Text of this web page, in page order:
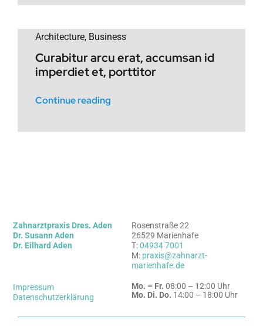
Architecture, Business
Curabitur arcu erat, accumsan id
imperdiet et, porttitor
Continue reading
Zahnarztpraxis Dres. Aden
Dr. Susann Aden
Dr. Eilhard Aden
Rosenstraße 22
26529 Marienhafe
T:04934 7001
M: praxis@zahnarzt-
marienhafe.de
Mo. – Fr. 08:00 – 12:00 Uhr
Mo. Di. Do. 14:00 – 18:00 Uhr
Impressum
Datenschutzerklärung